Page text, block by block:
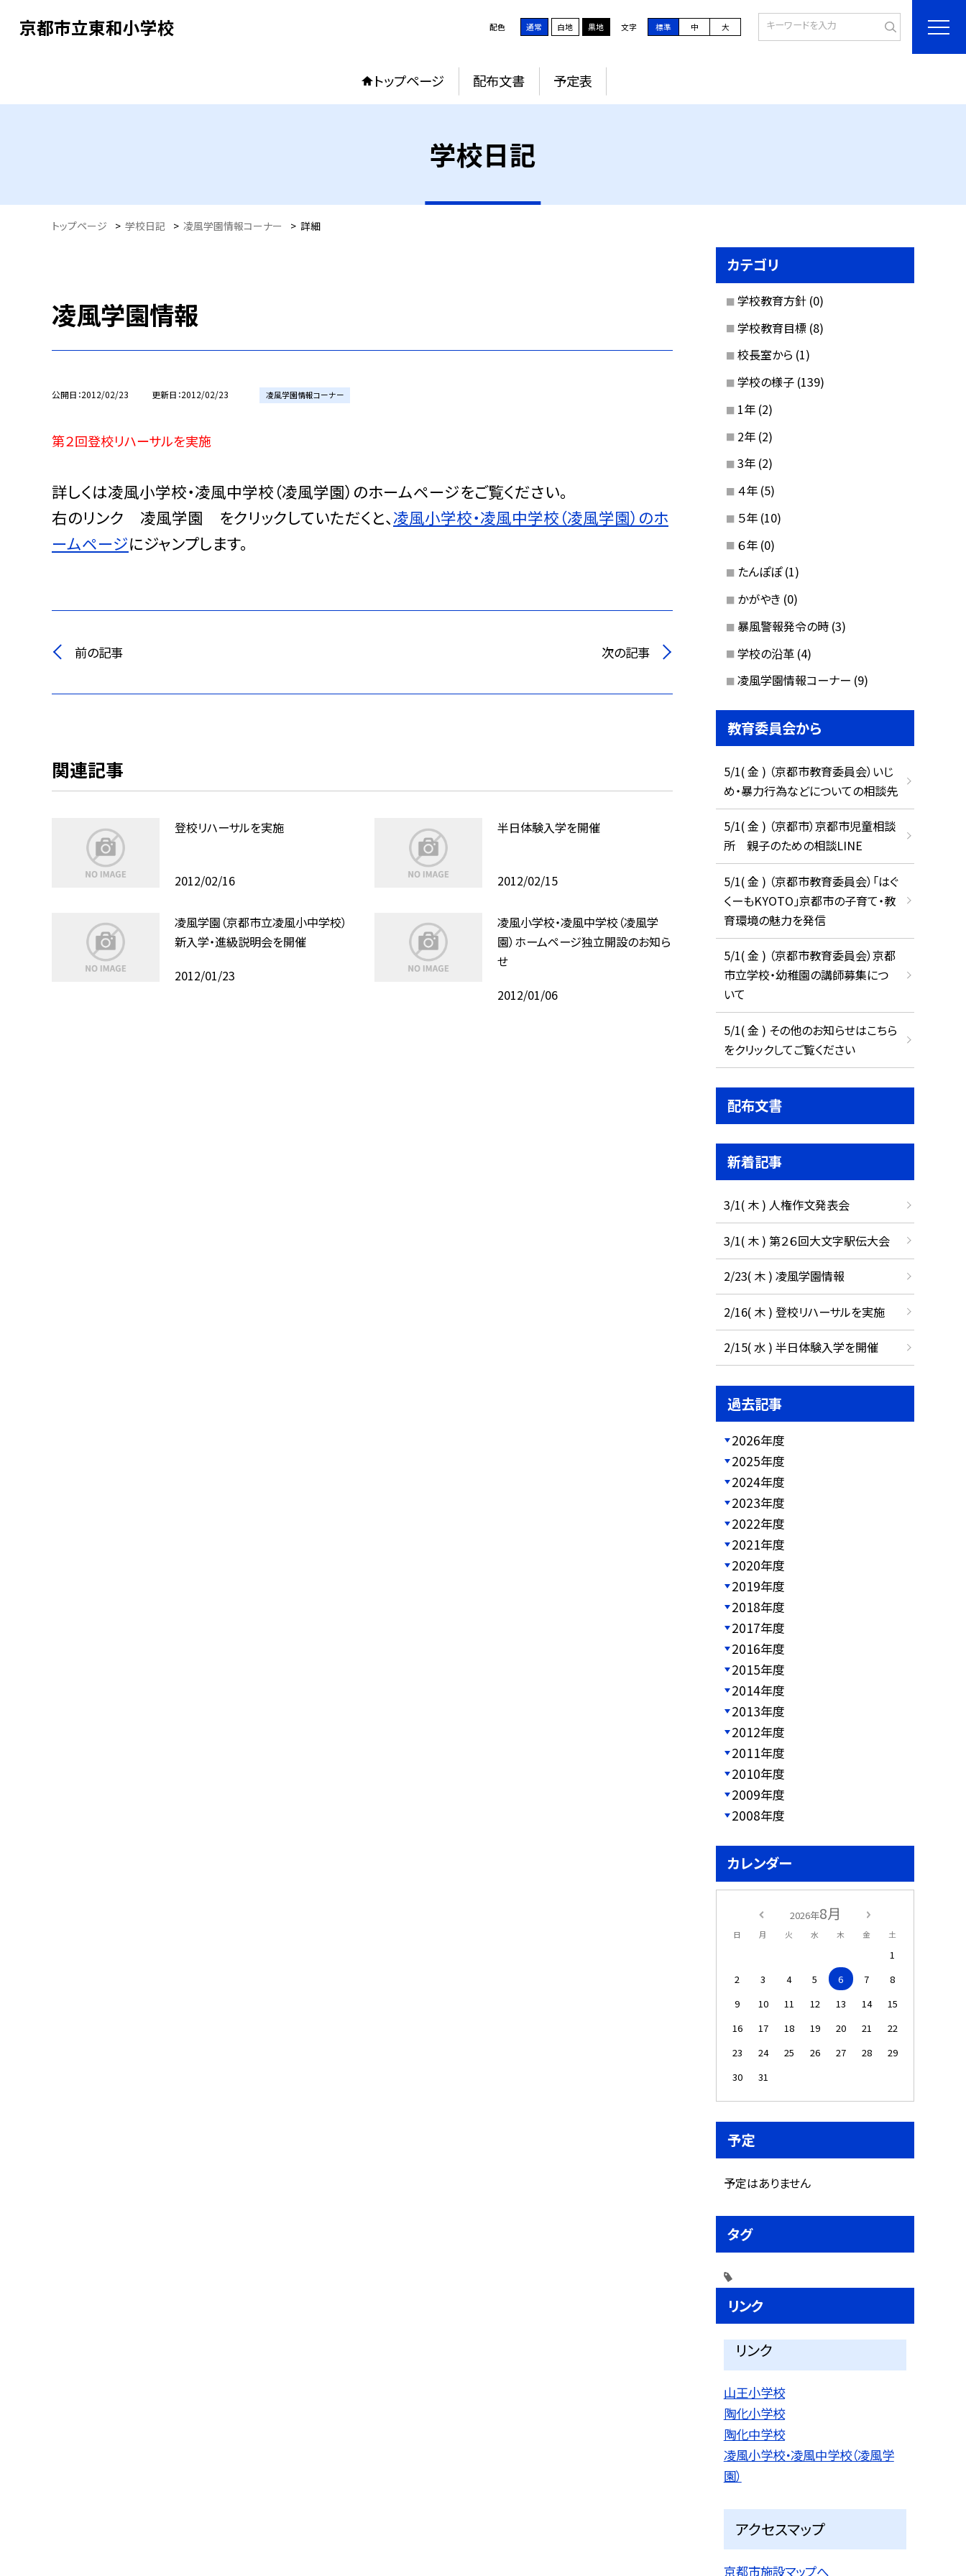
京都市立東和小学校 配色 通常 白地 黒地 文字 標準 中 大
トップページ 配布文書 予定表
学校日記
トップページ > 学校日記 > 凌風学園情報コーナー > 詳細
凌風学園情報
公開日 2012/02/23 更新日 2012/02/23 凌風学園情報コーナー
第２回登校リハーサルを実施
詳しくは凌風小学校・凌風中学校（凌風学園）のホームページをご覧ください。
右のリンク 凌風学園 をクリックしていただくと、凌風小学校・凌風中学校（凌風学園）のホ
ームページにジャンプします。
前の記事 次の記事
関連記事
登校リハーサルを実施
2012/02/16
半日体験入学を開催
2012/02/15
凌風学園（京都市立凌風小中学校）
新入学・進級説明会を開催
2012/01/23
凌風小学校・凌風中学校（凌風学
園）ホームページ独立開設のお知ら
せ
2012/01/06
カテゴリ
学校教育方針 (0)
学校教育目標 (8)
校長室から (1)
学校の様子 (139)
1年 (2)
2年 (2)
3年 (2)
４年 (5)
５年 (10)
６年 (0)
たんぽぽ (1)
かがやき (0)
暴風警報発令の時 (3)
学校の沿革 (4)
凌風学園情報コーナー (9)
教育委員会から
5/1( 金 ) （京都市教育委員会）いじ
め・暴力行為などについての相談先
5/1( 金 ) （京都市）京都市児童相談
所 親子のための相談LINE
5/1( 金 ) （京都市教育委員会）「はぐ
くーもKYOTO」京都市の子育て・教
育環境の魅力を発信
5/1( 金 ) （京都市教育委員会）京都
市立学校・幼稚園の講師募集につ
いて
5/1( 金 ) その他のお知らせはこちら
をクリックしてご覧ください
配布文書
新着記事
3/1( 木 ) 人権作文発表会
3/1( 木 ) 第２６回大文字駅伝大会
2/23( 木 ) 凌風学園情報
2/16( 木 ) 登校リハーサルを実施
2/15( 水 ) 半日体験入学を開催
過去記事
2026年度
2025年度
2024年度
2023年度
2022年度
2021年度
2020年度
2019年度
2018年度
2017年度
2016年度
2015年度
2014年度
2013年度
2012年度
2011年度
2010年度
2009年度
2008年度
カレンダー
2026年8月
日 月 火 水 木 金 土
1
2
3 4 5 6 7
8
9
10 11 12 13 14
15
16
17 18 19 20 21
22
23
24 25 26 27 28
29
30
31
予定
予定はありません
タグ
リンク
リンク
山王小学校
陶化小学校
陶化中学校
凌風小学校・凌風中学校（凌風学
園）
アクセスマップ
京都市施設マップへ